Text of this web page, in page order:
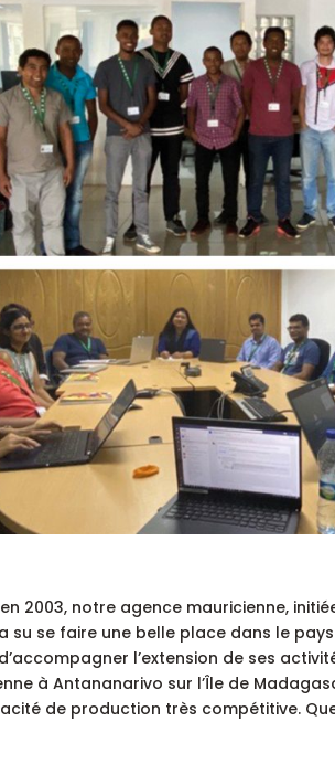
2003, notre agence mauricienne,
su se faire une belle place dans le
d’accompagner l’extension de ses
à Antananarivo sur l’Île de
de production très compétitive.